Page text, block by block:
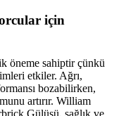
için
öneme sahiptir çünkü
etkiler. Ağrı,
bozabilirken,
artırır. William
Gülüşü, sağlık ve